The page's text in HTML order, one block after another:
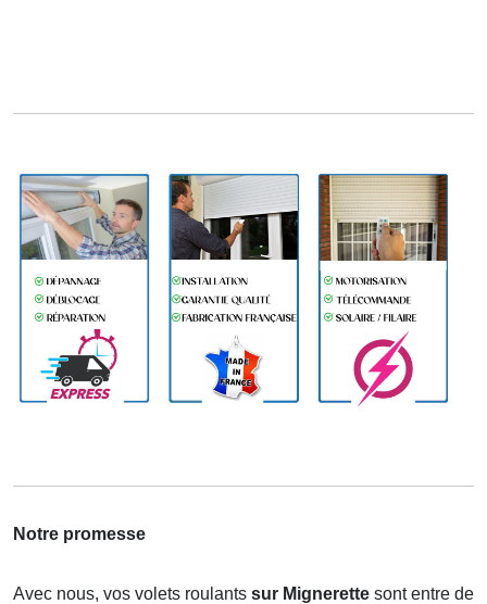
Notre promesse
Avec nous, vos volets roulants sur Mignerette sont entre de